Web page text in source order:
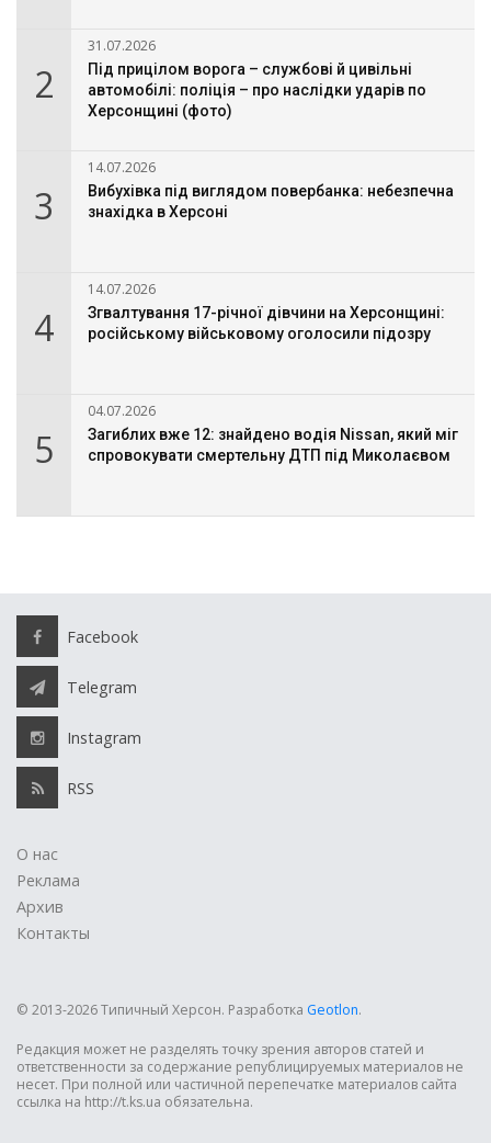
2
31.07.2026
Під прицілом ворога – службові й цивільні
автомобілі: поліція – про наслідки ударів по
Херсонщині (фото)
3
14.07.2026
Вибухівка під виглядом повербанка: небезпечна
знахідка в Херсоні
4
14.07.2026
Згвалтування 17-річної дівчини на Херсонщині:
російському військовому оголосили підозру
5
04.07.2026
Загиблих вже 12: знайдено водія Nissan, який міг
спровокувати смертельну ДТП під Миколаєвом
Facebook
Telegram
Instagram
RSS
О нас
Реклама
Архив
Контакты
© 2013-2026 Типичный Херсон. Разработка Geotlon.
Редакция может не разделять точку зрения авторов статей и
ответственности за содержание републицируемых материалов не
несет. При полной или частичной перепечатке материалов сайта
ссылка на http://t.ks.ua обязательна.